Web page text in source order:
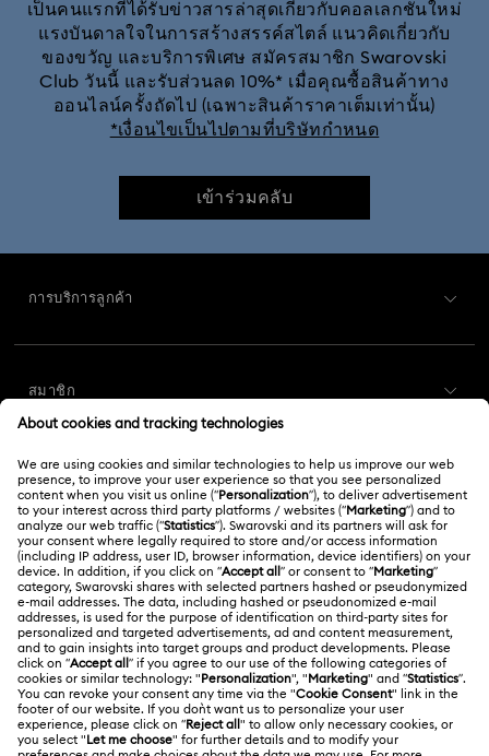
เป็นคนแรกที่ได้รับข่าวสารล่าสุดเกี่ยวกับคอลเลกชันใหม่
แรงบันดาลใจในการสร้างสรรค์สไตล์ แนวคิดเกี่ยวกับ
ของขวัญ และบริการพิเศษ สมัครสมาชิก Swarovski
Club วันนี้ และรับส่วนลด 10%* เมื่อคุณซื้อสินค้าทาง
ออนไลน์ครั้งถัดไป (เฉพาะสินค้าราคาเต็มเท่านั้น)
*เงื่อนไขเป็นไปตามที่บริษัทกำหนด
เข้าร่วมคลับ
การบริการลูกค้า
ยอดคงเหลือของบัตรของขวัญ
การส่งสินค้า
การส่งคืนและการเปลี่ยน
สถานะการซ่อม
ติดต่อเรา
คู่มือขนาด
สมาชิก
Swarovski Club
Swarovski Crystal Society (SCS)
เกี่ยวกับเรา
เกี่ยวกับ Swarovski
งานและอาชีพ
Alumni Community
สำหรับมืออาชีพ
ไซต์แมป
กฎหมาย
ข้อกำหนดการใช้งาน
ข้อกำหนดและเงื่อนไข
นโยบายด้านความเป็นส่วนตัว
ประเทศไทย
English
ไทย